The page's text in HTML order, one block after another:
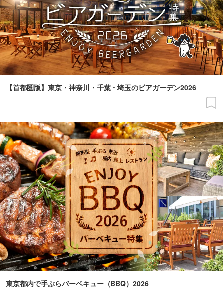
【首都圏版】東京・神奈川・千葉・埼玉のビアガーデン2026
東京都内で手ぶらバーベキュー（BBQ）2026